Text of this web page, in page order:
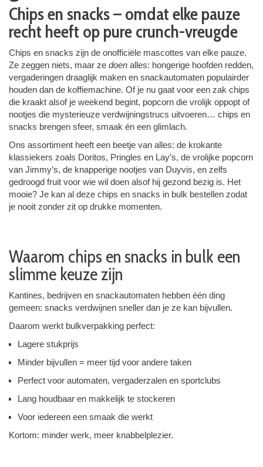
Chips en snacks – omdat elke pauze
recht heeft op pure crunch-vreugde
Chips en snacks zijn de onofficiële mascottes van elke pauze.
Ze zeggen niets, maar ze doen alles: hongerige hoofden redden,
vergaderingen draaglijk maken en snackautomaten populairder
houden dan de koffiemachine. Of je nu gaat voor een zak chips
die kraakt alsof je weekend begint, popcorn die vrolijk oppopt of
nootjes die mysterieuze verdwijningstrucs uitvoeren… chips en
snacks brengen sfeer, smaak én een glimlach.
Ons assortiment heeft een beetje van alles: de krokante
klassiekers zoals Doritos, Pringles en Lay’s, de vrolijke popcorn
van Jimmy’s, de knapperige nootjes van Duyvis, en zelfs
gedroogd fruit voor wie wil doen alsof hij gezond bezig is. Het
mooie? Je kan al deze chips en snacks in bulk bestellen zodat
je nooit zonder zit op drukke momenten.
Waarom chips en snacks in bulk een
slimme keuze zijn
Kantines, bedrijven en snackautomaten hebben één ding
gemeen: snacks verdwijnen sneller dan je ze kan bijvullen.
Daarom werkt bulkverpakking perfect:
Lagere stukprijs
Minder bijvullen = meer tijd voor andere taken
Perfect voor automaten, vergaderzalen en sportclubs
Lang houdbaar en makkelijk te stockeren
Voor iedereen een smaak die werkt
Kortom: minder werk, meer knabbelplezier.